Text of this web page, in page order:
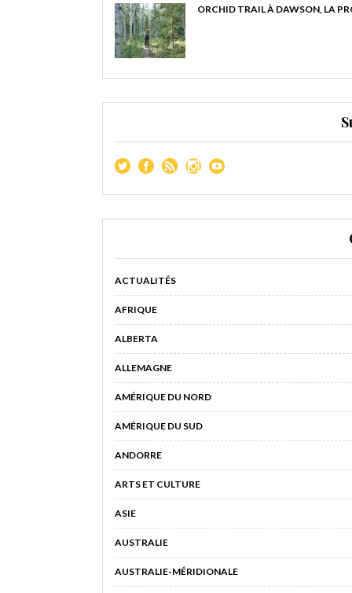
ORCHID TRAIL À DAWSON, LA
ACTUALITÉS
AFRIQUE
ALBERTA
ALLEMAGNE
AMÉRIQUE DU NORD
AMÉRIQUE DU SUD
ANDORRE
ARTS ET CULTURE
ASIE
AUSTRALIE
AUSTRALIE-MÉRIDIONALE